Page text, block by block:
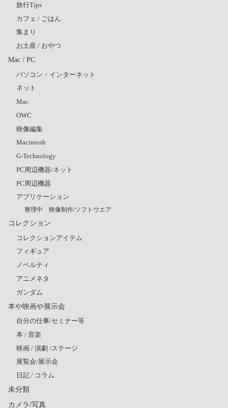
旅行Tips
カフェ / ごはん
集まり
お土産 / おやつ
Mac / PC
パソコン・インターネット
ネット
Mac
OWC
映像編集
Macintosh
G-Technology
PC周辺機器/ネット
PC周辺機器
アプリケーション
整理中 映像制作/ソフトウエア
コレクション
コレクションアイテム
フィギュア
ノベルティ
アニメネタ
ガンダム
本や映画や展示会
自分の仕事/セミナー等
本 / 音楽
映画 / 演劇 /ステージ
展覧会/展示会
日記 / コラム
未分類
カメラ/写真